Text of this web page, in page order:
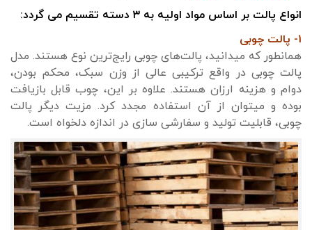
انواع پالت بر اساس مواد اولیه به ۳ دسته تقسیم می گردد:
۱- پالت چوبی
همانطور که میدانید، پالت‌های چوبی رایج‌ترین نوع هستند. مدل
پالت چوبی در واقع ترکیبی عالی از وزن سبک، محکم بودن،
دوام و هزینه ارزان هستند. علاوه بر این، چوب قابل بازیافت
بوده و میتوان از آن استفاده مجدد کرد. مزیت دیگر پالت
چوبی، قابلیت تولید و سفارشی سازی در اندازه دلخواه است.